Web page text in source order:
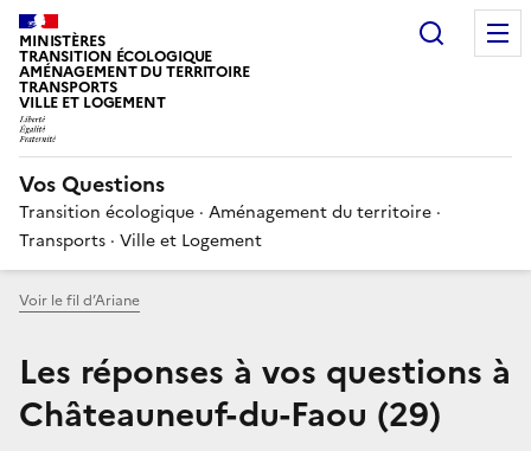
MINISTÈRES
TRANSITION ÉCOLOGIQUE
AMÉNAGEMENT DU TERRITOIRE
TRANSPORTS
VILLE ET LOGEMENT
Vos Questions
Transition écologique · Aménagement du territoire ·
Transports · Ville et Logement
Voir le fil d’Ariane
Les réponses à vos questions à
Châteauneuf-du-Faou (29)